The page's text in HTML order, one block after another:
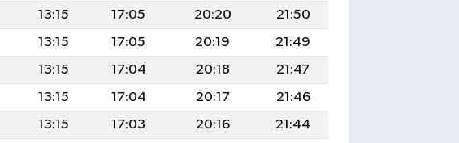
13:15 17:05 20:20
21:50
13:15 17:05 20:19
21:49
13:15 17:04 20:18
21:47
13:15 17:04 20:17
21:46
13:15 17:03 20:16
21:44